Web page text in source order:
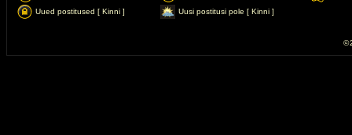
Uued postitused [ Kinni ]
Uusi postitusi pole [ Kinni ]
©